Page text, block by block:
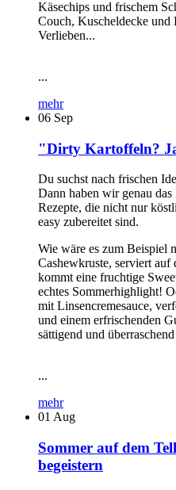
Käsechips und frischem
Couch, Kuscheldecke und
Verlieben...
...
mehr
06 Sep
"Dirty Kartoffeln?
Du suchst nach frischen
Dann haben wir genau
Rezepte, die nicht nur
easy zubereitet sind.
Wie wäre es zum Beispiel
Cashewkruste, serviert
kommt eine fruchtige
echtes Sommerhighlight!
mit Linsencremesauce,
und einem erfrischenden
sättigend und
...
mehr
01 Aug
Sommer auf dem
begeistern